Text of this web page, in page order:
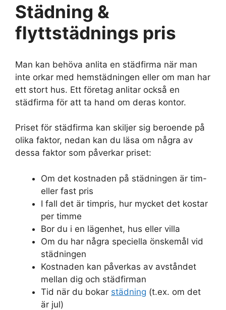
Städning &
flyttstädnings pris
Man kan behöva anlita en städfirma när man
inte orkar med hemstädningen eller om man har
ett stort hus. Ett företag anlitar också en
städfirma för att ta hand om deras kontor.
Priset för städfirma kan skiljer sig beroende på
olika faktor, nedan kan du läsa om några av
dessa faktor som påverkar priset:
Om det kostnaden på städningen är tim-
eller fast pris
I fall det är timpris, hur mycket det kostar
per timme
Bor du i en lägenhet, hus eller villa
Om du har några speciella önskemål vid
städningen
Kostnaden kan påverkas av avståndet
mellan dig och städfirman
Tid när du bokar städning (t.ex. om det
är jul)